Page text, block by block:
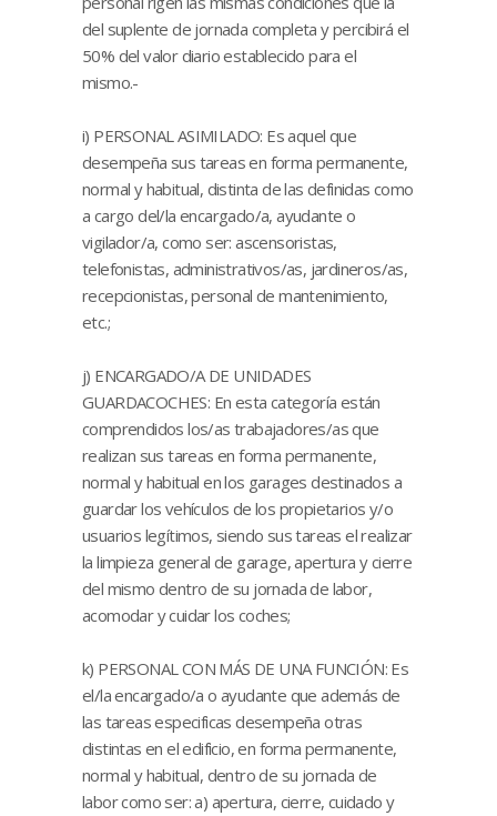
del suplente de jornada completa y percibirá el
50% del valor diario establecido para el
mismo.-
i) PERSONAL ASIMILADO: Es aquel que
desempeña sus tareas en forma permanente,
normal y habitual, distinta de las definidas como
a cargo del/la encargado/a, ayudante o
vigilador/a, como ser: ascensoristas,
telefonistas, administrativos/as, jardineros/as,
recepcionistas, personal de mantenimiento,
etc.;
j) ENCARGADO/A DE UNIDADES
GUARDACOCHES: En esta categoría están
comprendidos los/as trabajadores/as que
realizan sus tareas en forma permanente,
normal y habitual en los garages destinados a
guardar los vehículos de los propietarios y/o
usuarios legítimos, siendo sus tareas el realizar
la limpieza general de garage, apertura y cierre
del mismo dentro de su jornada de labor,
acomodar y cuidar los coches;
k) PERSONAL CON MÁS DE UNA FUNCIÓN: Es
el/la encargado/a o ayudante que además de
las tareas especificas desempeña otras
distintas en el edificio, en forma permanente,
normal y habitual, dentro de su jornada de
labor como ser: a) apertura, cierre, cuidado y